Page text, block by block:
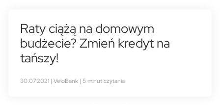
Raty ciążą na domowym
budżecie? Zmień kredyt na
tańszy!
30.07.2021 | VeloBank | 5 minut czytania